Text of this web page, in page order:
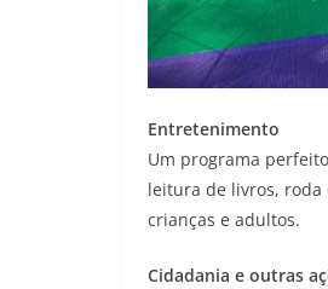
Entretenimento
Um programa
leitura de livros, roda
crianças e adultos.
Cidadania e outras